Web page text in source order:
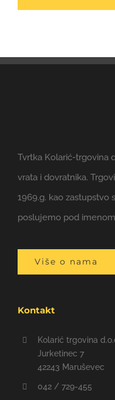
Tvrtka Kolarić-trgovina
vrata i dovratnika.
1969.g. kao zastupstvo
poslujemo pod
Više o nama
Kontakt
Kolarić trgovina
Jurketinec 7
42243 Maruševec
042 / 729-455